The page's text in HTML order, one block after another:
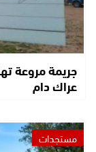
جريمة مروعة
عراك دام
مستجدات